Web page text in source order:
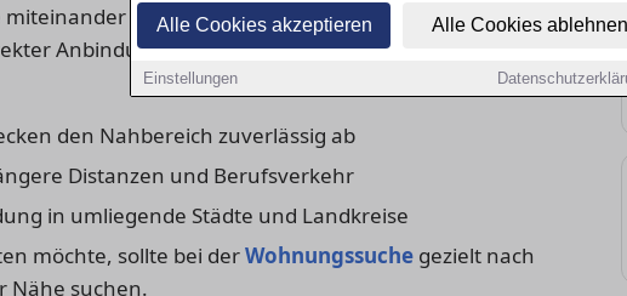
Alle Cookies akzeptieren Alle Cookies ablehnen
Einstellungen
miteinander verbinden. Pendler:innen profitieren von
Anbindung an Bahnhöfe oder zentrale
den Nahbereich zuverlässig ab
Distanzen und Berufsverkehr
in umliegende Städte und Landkreise
möchte, sollte bei derWohnungssuche gezielt nach
Nähe suchen.